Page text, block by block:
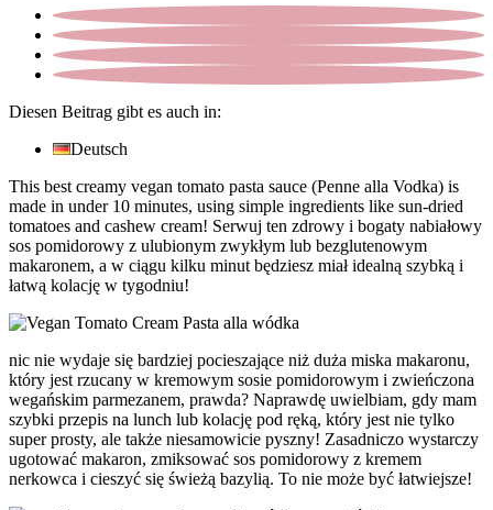
Diesen Beitrag gibt es auch in:
Deutsch
This best creamy vegan tomato pasta sauce (Penne alla Vodka) is
made in under 10 minutes, using simple ingredients like sun-dried
tomatoes and cashew cream! Serwuj ten zdrowy i bogaty nabiałowy
sos pomidorowy z ulubionym zwykłym lub bezglutenowym
makaronem, a w ciągu kilku minut będziesz miał idealną szybką i
łatwą kolację w tygodniu!
nic nie wydaje się bardziej pocieszające niż duża miska makaronu,
który jest rzucany w kremowym sosie pomidorowym i zwieńczona
wegańskim parmezanem, prawda? Naprawdę uwielbiam, gdy mam
szybki przepis na lunch lub kolację pod ręką, który jest nie tylko
super prosty, ale także niesamowicie pyszny! Zasadniczo wystarczy
ugotować makaron, zmiksować sos pomidorowy z kremem
nerkowca i cieszyć się świeżą bazylią. To nie może być łatwiejsze!